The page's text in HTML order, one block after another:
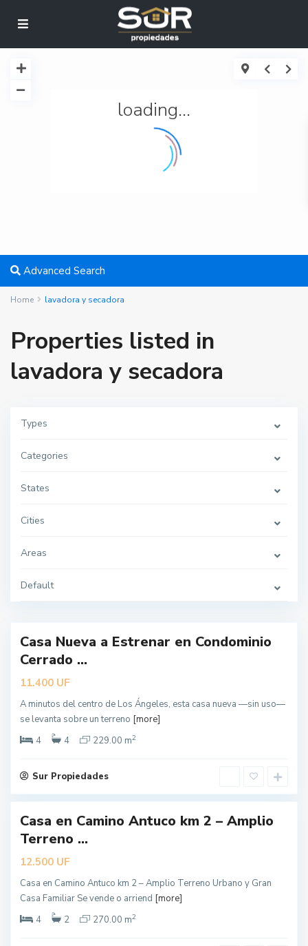
loading...
Advanced Search
Home lavadora y secadora
Properties listed in
lavadora y secadora
Types
Categories
States
Cities
Areas
Default
s
Á
e
Casa Nueva a Estrenar en Condominio
Cerrado ...
11.400 UF
A minutos del centro de Los Ángeles, esta casa nueva —sin uso—
se levanta sobre un terreno [more]
4
4 229.00 m2
Sur Propiedades
L
o
Á
n
l
e
s
Casa en Camino Antuco km 2 – Amplio
Terreno ...
12.500 UF
Casa en Camino Antuco km 2 – Amplio Terreno Urbano y Gran
Casa Familiar Se vende o arriend [more]
4
2 270.00 m2
L
o
Á
n